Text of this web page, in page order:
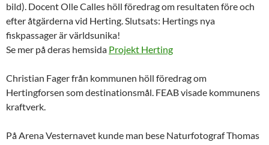
bild). Docent Olle Calles höll föredrag om resultaten före och
efter åtgärderna vid Herting. Slutsats: Hertings nya
fiskpassager är världsunika!
Se mer på deras hemsida Projekt Herting
Christian Fager från kommunen höll föredrag om
Hertingforsen som destinationsmål. FEAB visade kommunens
kraftverk.
På Arena Vesternavet kunde man bese Naturfotograf Thomas